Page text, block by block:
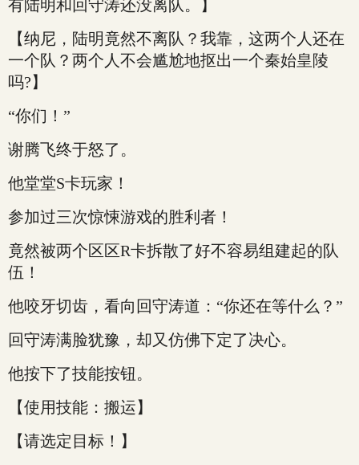
有陆明和回守涛还没离队。】
【纳尼，陆明竟然不离队？我靠，这两个人还在
一个队？两个人不会尴尬地抠出一个秦始皇陵
吗?】
“你们！”
谢腾飞终于怒了。
他堂堂S卡玩家！
参加过三次惊悚游戏的胜利者！
竟然被两个区区R卡拆散了好不容易组建起的队
伍！
他咬牙切齿，看向回守涛道：“你还在等什么？”
回守涛满脸犹豫，却又仿佛下定了决心。
他按下了技能按钮。
【使用技能：搬运】
【请选定目标！】